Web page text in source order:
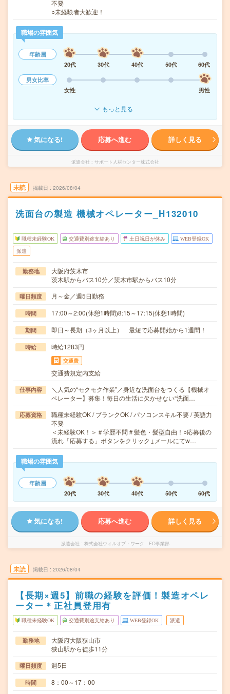
不要
○未経験者大歓迎！
職場の雰囲気
年齢層
20代
30代 40代 50代
60代
男女比率
女性
男性
もっと見る
気になる! 応募へ進む 詳しく見る
派遣会社 サポート人材センター株式会社
未読 掲載日 2026/08/04
洗面台の製造 機械オペレーター_H132010
職種未経験OK 交通費別途支給あり 土日祝日が休み WEB登録OK
派遣
勤務地
大阪府茨木市
茨木駅からバス10分／茨木市駅からバス10分
曜日頻度 月～金／週5日勤務
時間 17:00～2:00(休憩1時間)8:15～17:15(休憩1時間)
期間 即日～長期（3ヶ月以上） 最短で応募開始から1週間！
時給 時給1283円
交通費
交通費規定内支給
仕事内容
＼人気の“モクモク作業”／身近な洗面台をつくる【機械オ
ペレーター】募集！毎日の生活に欠かせない“洗面…
応募資格
職種未経験OK / ブランクOK / パソコンスキル不要 / 英語力
不要
＜未経験OK！＞＃学歴不問＃髪色・髪型自由！○応募後の
流れ「応募する」ボタンをクリック↓メールにてw…
職場の雰囲気
年齢層
20代
30代 40代 50代 60代
気になる! 応募へ進む 詳しく見る
派遣会社 株式会社ウィルオブ・ワーク FO事業部
未読 掲載日 2026/08/04
【長期×週5】前職の経験を評価！製造オペレ
ーター＊正社員登用有
職種未経験OK 交通費別途支給あり WEB登録OK 派遣
勤務地
大阪府大阪狭山市
狭山駅から徒歩11分
曜日頻度 週5日
時間 8：00～17：00